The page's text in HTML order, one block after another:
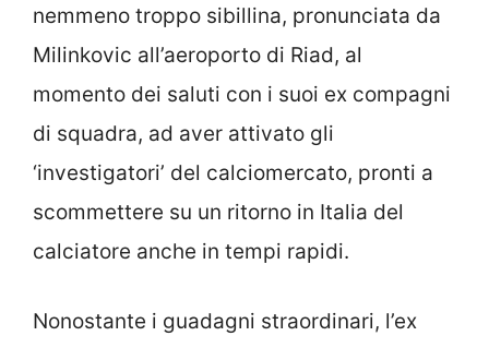
nemmeno troppo sibillina, pronunciata da
Milinkovic all’aeroporto di Riad, al
momento dei saluti con i suoi ex compagni
di squadra, ad aver attivato gli
‘investigatori’ del calciomercato, pronti a
scommettere su un ritorno in Italia del
calciatore anche in tempi rapidi.
Nonostante i guadagni straordinari, l’ex